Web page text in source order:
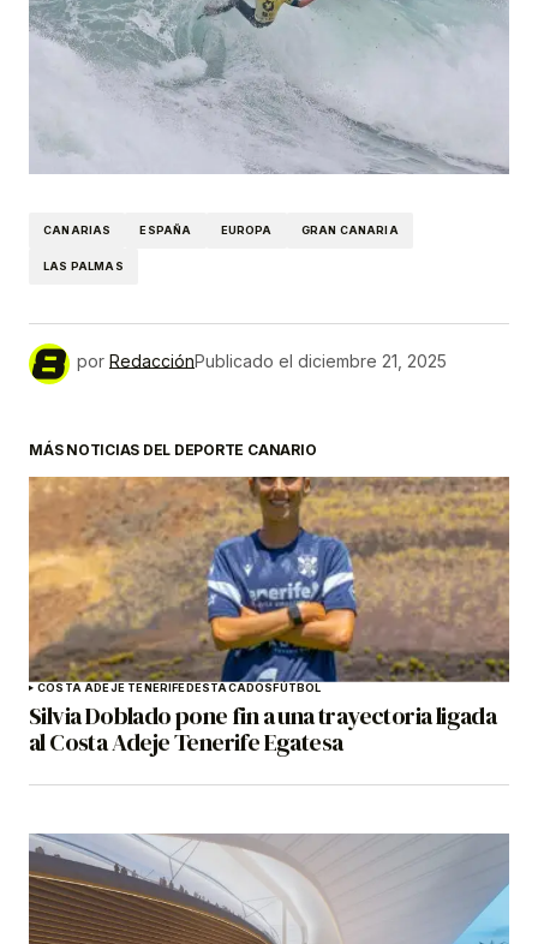
CANARIAS ESPAÑA EUROPA GRAN CANARIA
LAS PALMAS
por RedacciónPublicado el diciembre 21, 2025
MÁS NOTICIAS DEL DEPORTE CANARIO
COSTA ADEJE TENERIFEDESTACADOSFÚTBOL
Silvia Doblado pone fin a una trayectoria ligada
al Costa Adeje Tenerife Egatesa